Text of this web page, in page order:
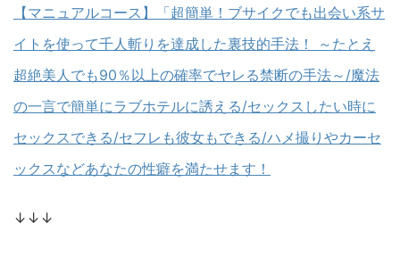
【マニュアルコース】「超簡単！ブサイクでも出会い系サ
イトを使って千人斬りを達成した裏技的手法！ ～たとえ
超絶美人でも90％以上の確率でヤレる禁断の手法～/魔法
の一言で簡単にラブホテルに誘える/セックスしたい時に
セックスできる/セフレも彼女もできる/ハメ撮りやカーセ
ックスなどあなたの性癖を満たせます！
↓↓↓